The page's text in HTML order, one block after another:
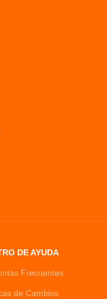
DE AYUDA
Frecuentes
de Cambios